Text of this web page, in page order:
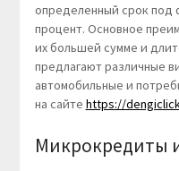
определенный срок под
процент. Основное
их большей сумме и
предлагают различные
автомобильные и
на сайте https://
Микрокредиты